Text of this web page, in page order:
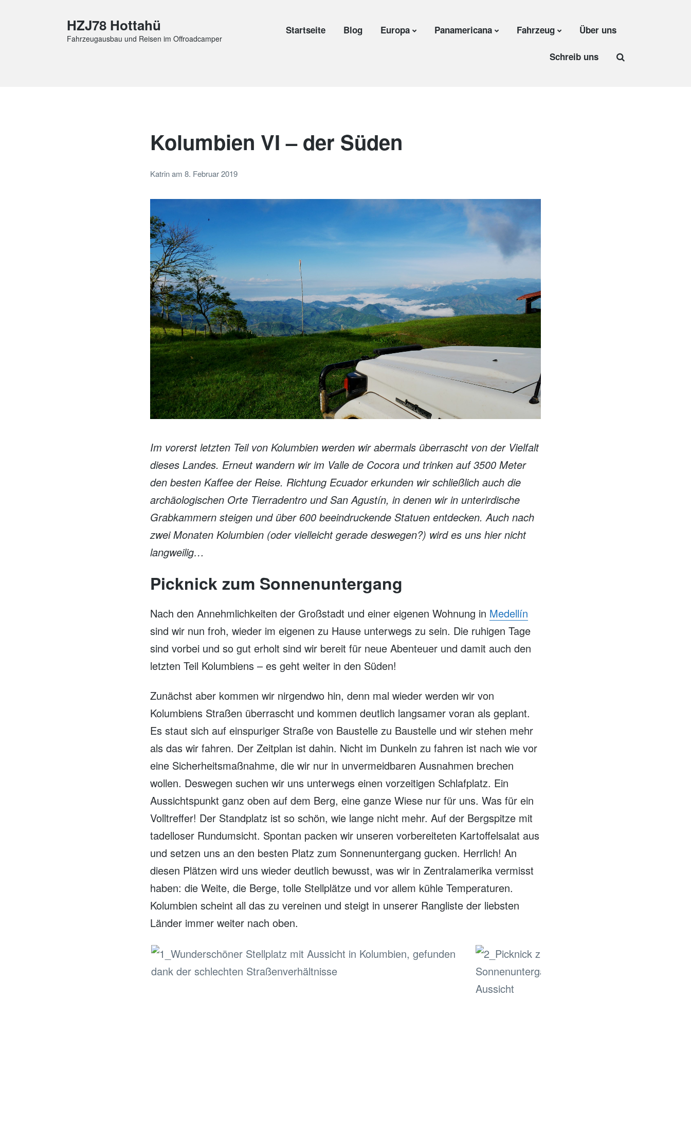
HZJ78 Hottahü
Fahrzeugausbau und Reisen im Offroadcamper
Startseite Blog Europa Panamericana Fahrzeug Über uns
Schreib uns
Kolumbien VI – der Süden
Katrinam 8. Februar 2019
Im vorerst letzten Teil von Kolumbien werden wir abermals überrascht von der Vielfalt
dieses Landes. Erneut wandern wir im Valle de Cocora und trinken auf 3500 Meter
den besten Kaffee der Reise. Richtung Ecuador erkunden wir schließlich auch die
archäologischen Orte Tierradentro und San Agustín, in denen wir in unterirdische
Grabkammern steigen und über 600 beeindruckende Statuen entdecken. Auch nach
zwei Monaten Kolumbien (oder vielleicht gerade deswegen?) wird es uns hier nicht
langweilig…
Picknick zum Sonnenuntergang
Nach den Annehmlichkeiten der Großstadt und einer eigenen Wohnung in Medellín
sind wir nun froh, wieder im eigenen zu Hause unterwegs zu sein. Die ruhigen Tage
sind vorbei und so gut erholt sind wir bereit für neue Abenteuer und damit auch den
letzten Teil Kolumbiens – es geht weiter in den Süden!
Zunächst aber kommen wir nirgendwo hin, denn mal wieder werden wir von
Kolumbiens Straßen überrascht und kommen deutlich langsamer voran als geplant.
Es staut sich auf einspuriger Straße von Baustelle zu Baustelle und wir stehen mehr
als das wir fahren. Der Zeitplan ist dahin. Nicht im Dunkeln zu fahren ist nach wie vor
eine Sicherheitsmaßnahme, die wir nur in unvermeidbaren Ausnahmen brechen
wollen. Deswegen suchen wir uns unterwegs einen vorzeitigen Schlafplatz. Ein
Aussichtspunkt ganz oben auf dem Berg, eine ganze Wiese nur für uns. Was für ein
Volltreffer! Der Standplatz ist so schön, wie lange nicht mehr. Auf der Bergspitze mit
tadelloser Rundumsicht. Spontan packen wir unseren vorbereiteten Kartoffelsalat aus
und setzen uns an den besten Platz zum Sonnenuntergang gucken. Herrlich! An
diesen Plätzen wird uns wieder deutlich bewusst, was wir in Zentralamerika vermisst
haben: die Weite, die Berge, tolle Stellplätze und vor allem kühle Temperaturen.
Kolumbien scheint all das zu vereinen und steigt in unserer Rangliste der liebsten
Länder immer weiter nach oben.